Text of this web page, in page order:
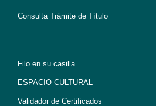
Consulta Trámite de Título
Filo en su casilla
ESPACIO CULTURAL
Validador de Certificados